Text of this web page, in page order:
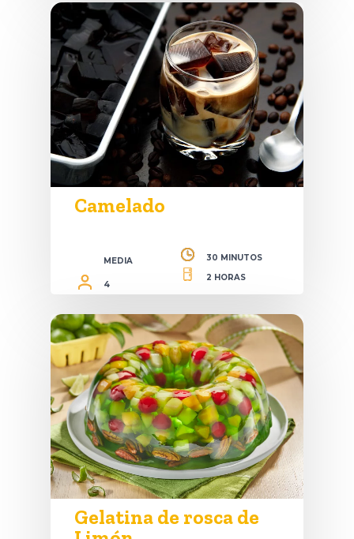
Camelado
MEDIA
4
30 MINUTOS
2 HORAS
Gelatina de rosca de